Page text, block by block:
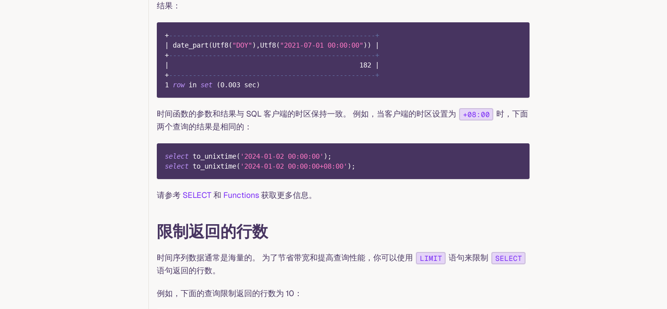
结果：
+----------------------------------------------------+
date_part (Utf8( "DOY" ) ,Utf8( "2021-07-01 00:00:00" ) )
+----------------------------------------------------+
182
+----------------------------------------------------+
1
row in set (0.003 sec)
时间函数的参数和结果与 SQL 客户端的时区保持一致。 例如，当客户端的时区设置为 +08:00
时，下面
两个查询的结果是相同的：
select to_unixtime( '2024-01-02 00:00:00' ) ;
select to_unixtime( '2024-01-02 00:00:00+08:00' ) ;
请参考 SELECT和 Functions获取更多信息。
限制返回的行数
时间序列数据通常是海量的。 为了节省带宽和提高查询性能，你可以使用 LIMIT 语句来限制 SELECT
语句返回的行数。
例如，下面的查询限制返回的行数为 10：